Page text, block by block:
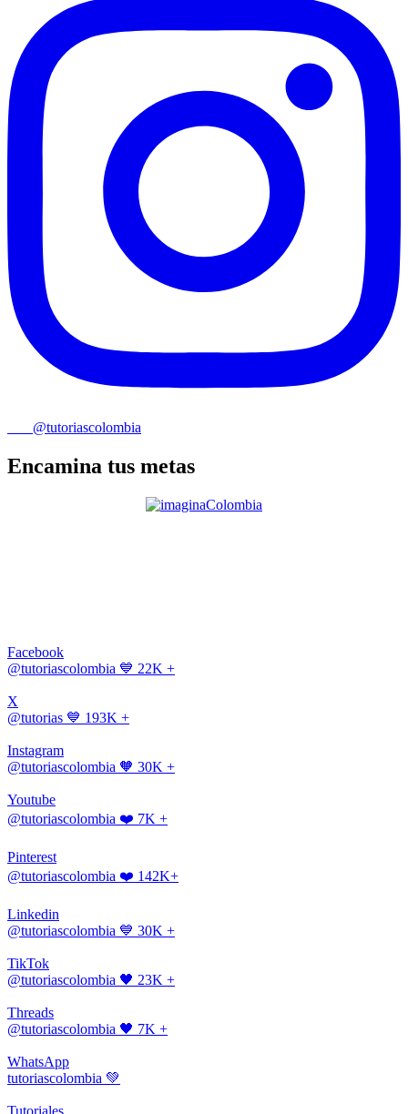
@tutoriascolombia
Encamina tus metas
Facebook
@tutoriascolombia 💙 22K +
X
@tutorias 💙 193K +
Instagram
@tutoriascolombia 🧡 30K +
Youtube
@tutoriascolombia ❤️ 7K +
Pinterest
@tutoriascolombia ❤️ 142K+
Linkedin
@tutoriascolombia 💙 30K +
TikTok
@tutoriascolombia 🖤 23K +
Threads
@tutoriascolombia 🖤 7K +
WhatsApp
tutoriascolombia 💚
Tutoriales